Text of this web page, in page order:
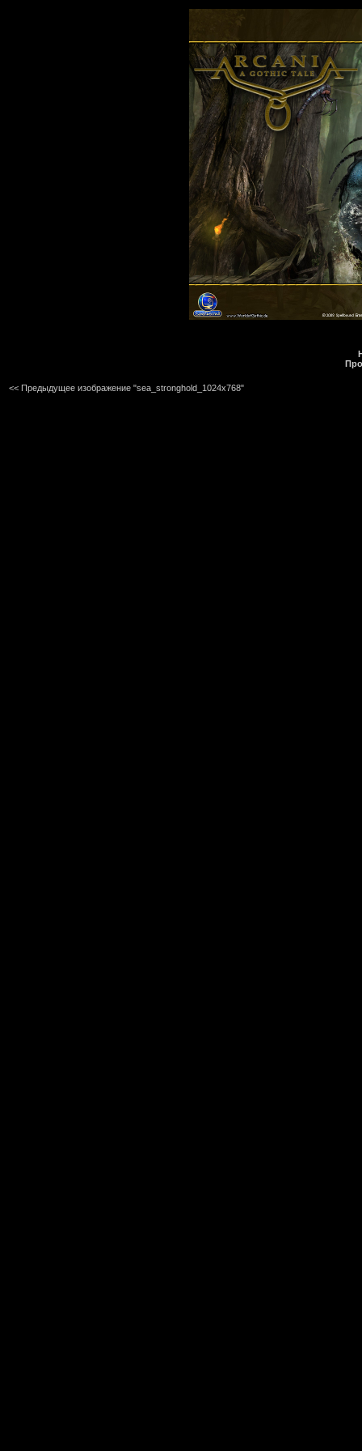
<< Предыдущее изображение "sea_stronghold_1024x768"